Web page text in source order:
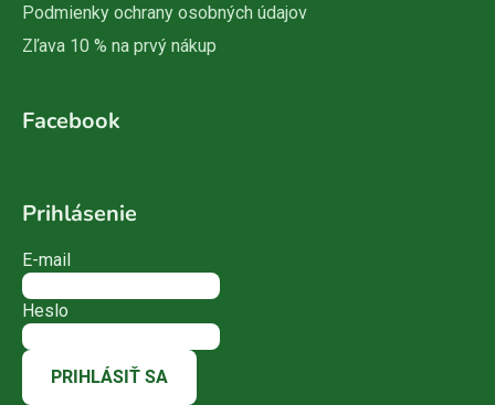
Podmienky ochrany osobných údajov
Zľava 10 % na prvý nákup
Facebook
Prihlásenie
E-mail
Heslo
PRIHLÁSIŤ SA